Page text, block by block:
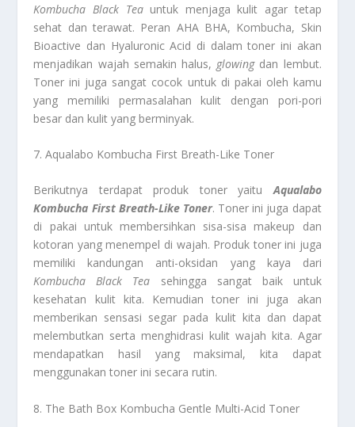
Kombucha Black Teauntuk menjaga kulit agar tetap
sehat dan terawat. Peran AHA BHA, Kombucha, Skin
Bioactive dan Hyaluronic Acid di dalam toner ini akan
menjadikan wajah semakin halus, glowingdan lembut.
Toner ini juga sangat cocok untuk di pakai oleh kamu
yang memiliki permasalahan kulit dengan pori-pori
besar dan kulit yang berminyak.
7. Aqualabo Kombucha First Breath-Like Toner
Berikutnya terdapat produk toner yaituAqualabo
Kombucha First Breath-Like Toner. Toner ini juga dapat
di pakai untuk membersihkan sisa-sisa makeup dan
kotoran yang menempel di wajah. Produk toner ini juga
memiliki kandungan anti-oksidan yang kaya dari
Kombucha Black Tea sehingga sangat baik untuk
kesehatan kulit kita. Kemudian toner ini juga akan
memberikan sensasi segar pada kulit kita dan dapat
melembutkan serta menghidrasi kulit wajah kita. Agar
mendapatkan hasil yang maksimal, kita dapat
menggunakan toner ini secara rutin.
8. The Bath Box Kombucha Gentle Multi-Acid Toner